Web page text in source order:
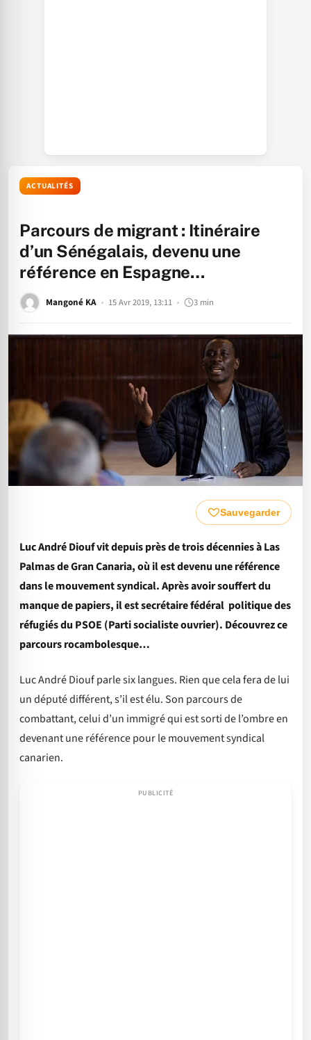
ACTUALITÉS
Parcours de migrant : Itinéraire
d’un Sénégalais, devenu une
référence en Espagne…
Mangoné KA 15 Avr 2019, 13:11 3 min
Sauvegarder
Luc André Diouf vit depuis près de trois décennies à Las
Palmas de Gran Canaria, où il est devenu une référence
dans le mouvement syndical. Après avoir souffert du
manque de papiers, il est secrétaire fédéral politique des
réfugiés du PSOE (Parti socialiste ouvrier). Découvrez ce
parcours rocambolesque…
Luc André Diouf parle six langues. Rien que cela fera de lui
un député différent, s’il est élu. Son parcours de
combattant, celui d’un immigré qui est sorti de l’ombre en
devenant une référence pour le mouvement syndical
canarien.